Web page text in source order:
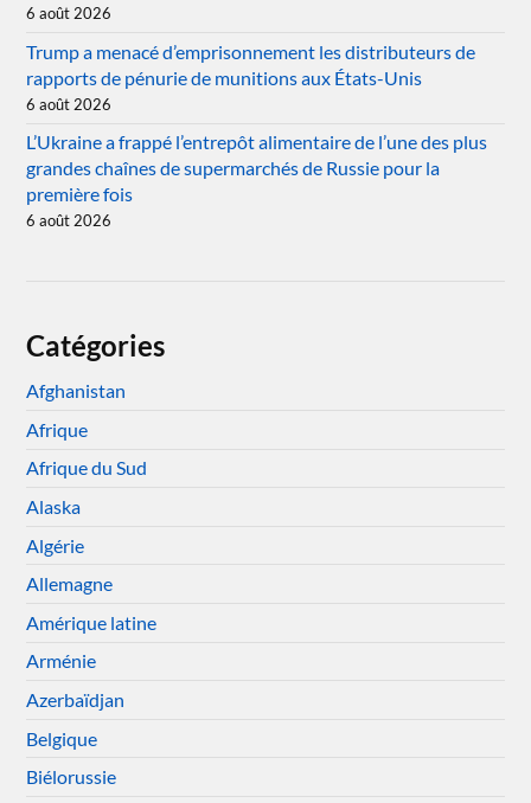
6 août 2026
Trump a menacé d’emprisonnement les distributeurs de
rapports de pénurie de munitions aux États-Unis
6 août 2026
L’Ukraine a frappé l’entrepôt alimentaire de l’une des plus
grandes chaînes de supermarchés de Russie pour la
première fois
6 août 2026
Catégories
Afghanistan
Afrique
Afrique du Sud
Alaska
Algérie
Allemagne
Amérique latine
Arménie
Azerbaïdjan
Belgique
Biélorussie